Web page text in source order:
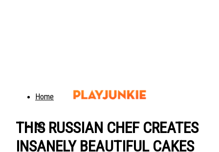
Home
Art
THIS RUSSIAN CHEF CREATES
INSANELY BEAUTIFUL CAKES